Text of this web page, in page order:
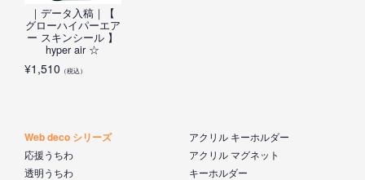
｜データ入稿｜【
グローハイパーエア
ー スキンシール 】
hyper air ☆
¥1,510 （税込）
Web deco シリーズ
応援うちわ
透明うちわ
アクリル キーホルダー
アクリル マグネット
キーホルダー